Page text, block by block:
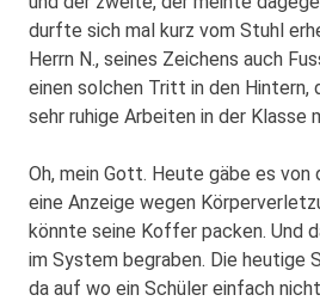
durfte sich mal kurz vom Stuhl
Herrn N., seines Zeichens auch
einen solchen Tritt in den Hintern,
sehr ruhige Arbeiten in der Klasse
Oh, mein Gott. Heute gäbe es von
eine Anzeige wegen
könnte seine Koffer packen. Und
im System begraben. Die heutige
da auf wo ein Schüler einfach